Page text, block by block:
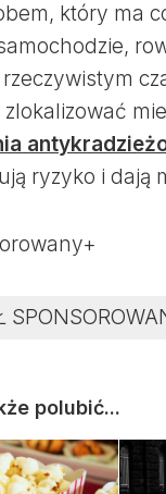
który ma
zlokalizować
ryzyko i dają
polubić...